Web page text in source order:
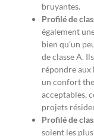
bruyantes.
Profilé de
également
bien qu’un
de classe A.
répondre aux
un confort
acceptables,
projets
Profilé de
soient les